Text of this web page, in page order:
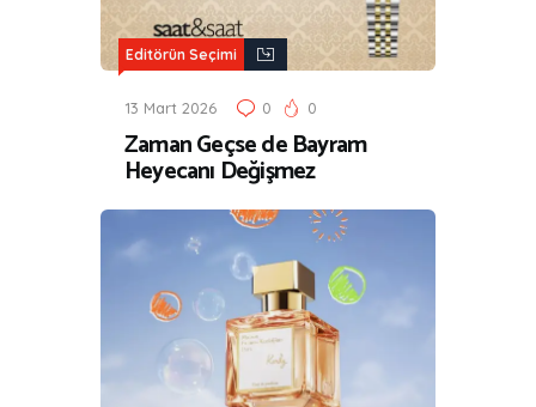
Editörün Seçimi
13 Mart 2026 0 0
Zaman Geçse de Bayram
Heyecanı Değişmez